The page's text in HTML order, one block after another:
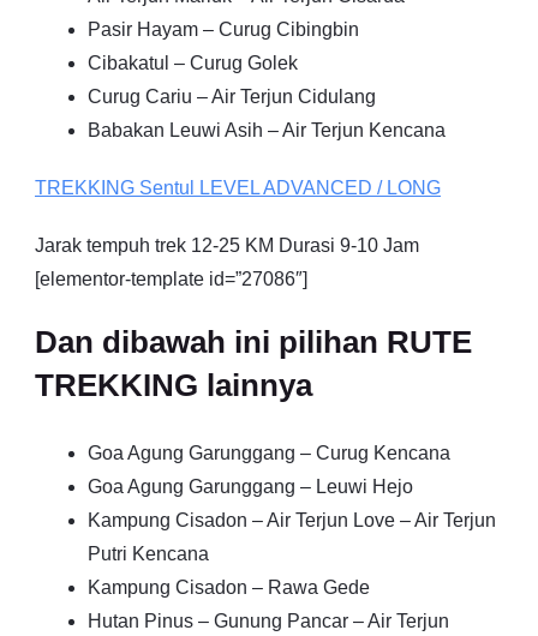
Pasir Hayam – Curug Cibingbin
Cibakatul – Curug Golek
Curug Cariu – Air Terjun Cidulang
Babakan Leuwi Asih – Air Terjun Kencana
TREKKING Sentul LEVEL ADVANCED / LONG
Jarak tempuh trek 12-25 KM Durasi 9-10 Jam
[elementor-template id=”27086″]
Dan dibawah ini pilihan RUTE
TREKKING lainnya
Goa Agung Garunggang – Curug Kencana
Goa Agung Garunggang – Leuwi Hejo
Kampung Cisadon – Air Terjun Love – Air Terjun
Putri Kencana
Kampung Cisadon – Rawa Gede
Hutan Pinus – Gunung Pancar – Air Terjun